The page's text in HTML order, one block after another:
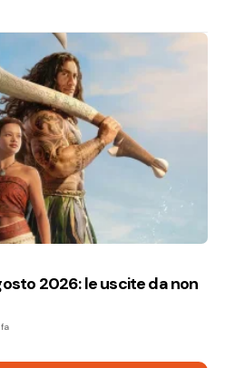
2026: le uscite da non